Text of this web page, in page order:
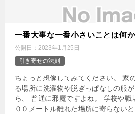
一番大事な一番小さいことは何か
公開日： 2023年1月25日
引き寄せの法則
ちょっと想像してみてください。 家
る場所に洗濯物や脱ぎっぱなしの服
ら、 普通に邪魔ですよね。 学校や職
００メートル離れた場所に寄らないと